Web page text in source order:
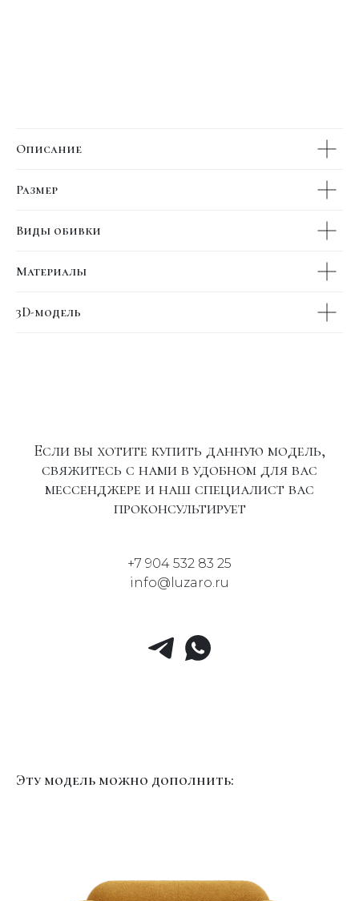
Описание
Размер
Виды обивки
Материалы
3D-модель
Если вы хотите купить данную модель,
свяжитесь с нами в удобном для вас
мессенджере и наш специалист вас
проконсультирует
+7 904 532 83 25
info@luzaro.ru
Эту модель можно дополнить: